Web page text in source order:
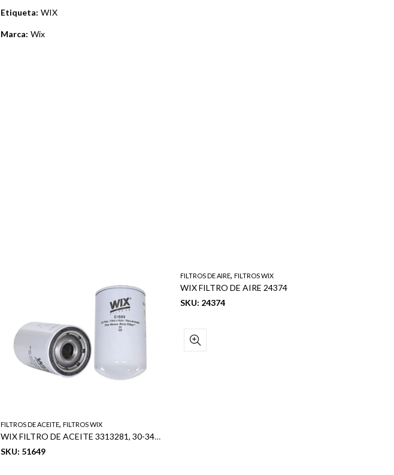
Etiqueta: WIX
Marca: Wix
FILTROS DE ACEITE, FILTROS WIX
WIX FILTRO DE ACEITE 3313281, 30-3436861, AG030098
SKU: 51649
FILTROS DE AIRE, FILTROS WIX
WIX FILTRO DE AIRE 24374
SKU: 24374